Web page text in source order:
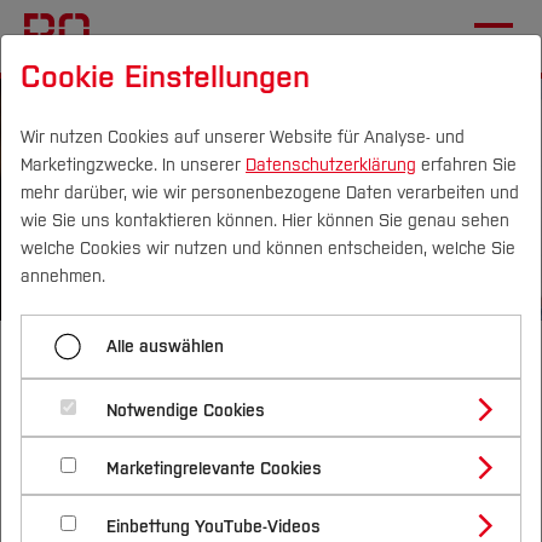
Campus Personen DE|EN Quicklinks
Studium
Studienangebote
Bachelorstudiengänge
Masterstudiengänge
Vor dem Studium
Bewerben & Einschreiben
Bewerbungsportal
Im Studium
Studienbüros und Prüfungen
Nach dem Studium
Forschung & Transfer
Profil
Forschungs- und Transferprofil
Schwerpunkte (FuT)
Beratung & Förderung
Nachhaltigkeit
Nachhaltigkeit studieren
International
Bachelor of Science
Informatik
Du möchtest
Cookie Einstellungen
Wir nutzen Cookies auf unserer Website für Analyse- und
Marketingzwecke. In unserer Datenschutzerklärung erfahren Sie
mehr darüber, wie wir personenbezogene Daten verarbeiten und
wie Sie uns kontaktieren können. Hier können Sie genau sehen
welche Cookies wir nutzen und können entscheiden, welche Sie
annehmen.
Alle auswählen
Notwendige Cookies
Marketingrelevante Cookies
Einbettung YouTube-Videos